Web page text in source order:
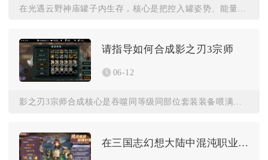
请指导如何合成影之刃3宗师
06-12
影之刃3宗师合成核心是吞噬同等级同部位套装装备喂满词条，或打...
在三国志幻想大陆中混沌职业是否有限制